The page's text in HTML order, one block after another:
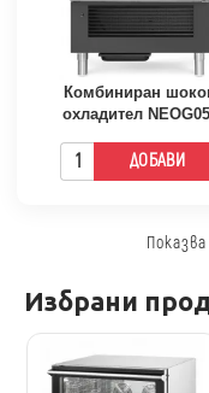
Комбиниран
охладител
ДОБАВИ
Избрани